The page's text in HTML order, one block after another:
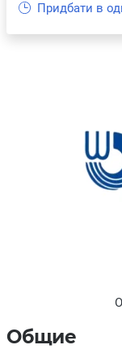
Общие
Придбати в